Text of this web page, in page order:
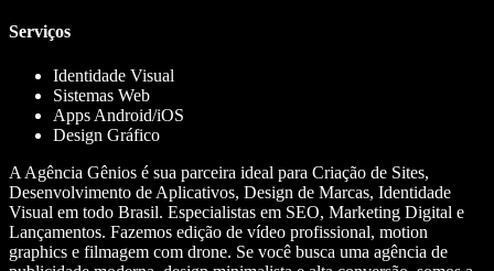
Serviços
Identidade Visual
Sistemas Web
Apps Android/iOS
Design Gráfico
A Agência Gênios é sua parceira ideal para Criação de Sites,
Desenvolvimento de Aplicativos, Design de Marcas, Identidade
Visual em todo Brasil. Especialistas em SEO, Marketing Digital e
Lançamentos. Fazemos edição de vídeo profissional, motion
graphics e filmagem com drone. Se você busca uma agência de